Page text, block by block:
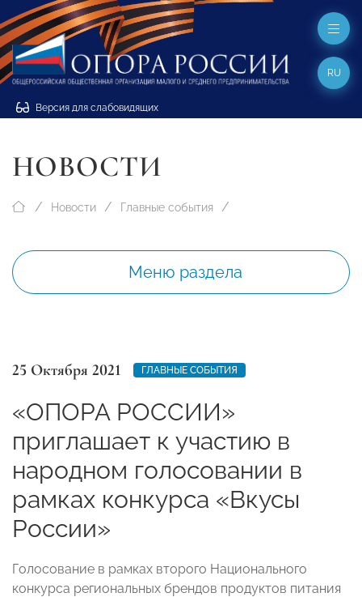
Версия для слабовидящих
RU
НОВОСТИ
Новости Главные события
Меню раздела
25 Октября 2021 ГЛАВНЫЕ СОБЫТИЯ
«ОПОРА РОССИИ»
приглашает к участию в
народном голосовании в
рамках конкурса «Вкусы
России»
Голосование в рамках второго Национального
конкурса региональных брендов продуктов питания